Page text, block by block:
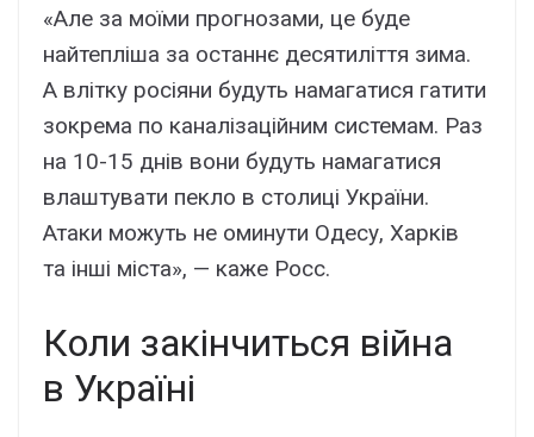
«Але за моїми прогнозами, це буде
найтепліша за останнє десятиліття зима.
А влітку росіяни будуть намагатися гатити
зокрема по каналізаційним системам. Раз
на 10-15 днів вони будуть намагатися
влаштувати пекло в столиці України.
Атаки можуть не оминути Одесу, Харків
та інші міста», — каже Росс.
Коли закінчиться війна
в Україні